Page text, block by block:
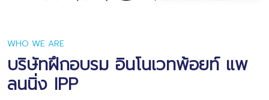
WHO WE ARE
บริษัทฝึกอบรม อินโนเวทพ้อยท์ แพ
ลนนิ่ง IPP